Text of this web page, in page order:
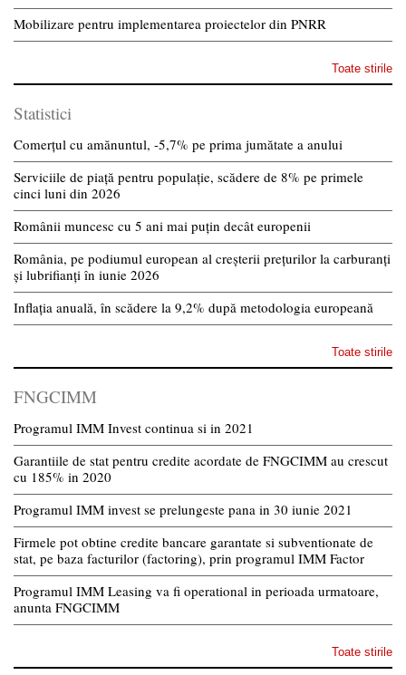
Mobilizare pentru implementarea proiectelor din PNRR
Toate stirile
Statistici
Comerțul cu amănuntul, -5,7% pe prima jumătate a anului
Serviciile de piață pentru populație, scădere de 8% pe primele
cinci luni din 2026
Românii muncesc cu 5 ani mai puțin decât europenii
România, pe podiumul european al creșterii prețurilor la carburanți
și lubrifianți în iunie 2026
Inflația anuală, în scădere la 9,2% după metodologia europeană
Toate stirile
FNGCIMM
Programul IMM Invest continua si in 2021
Garantiile de stat pentru credite acordate de FNGCIMM au crescut
cu 185% in 2020
Programul IMM invest se prelungeste pana in 30 iunie 2021
Firmele pot obtine credite bancare garantate si subventionate de
stat, pe baza facturilor (factoring), prin programul IMM Factor
Programul IMM Leasing va fi operational in perioada urmatoare,
anunta FNGCIMM
Toate stirile